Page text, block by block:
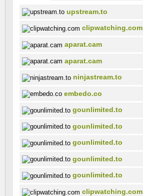
upstream.to
clipwatching.com
aparat.cam
aparat.cam
ninjastream.to
embedo.co
gounlimited.to
gounlimited.to
gounlimited.to
gounlimited.to
gounlimited.to
clipwatching.com